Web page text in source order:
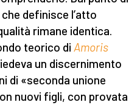
definisce l’atto
rimane identica.
teorico di Amoris
un discernimento
di «seconda unione
nuovi figli, con provata